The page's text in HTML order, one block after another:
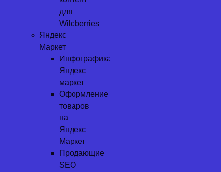
для
Wildberries
Яндекс
Маркет
Инфографика
Яндекс
маркет
Оформление
товаров
на
Яндекс
Маркет
Продающие
SEO